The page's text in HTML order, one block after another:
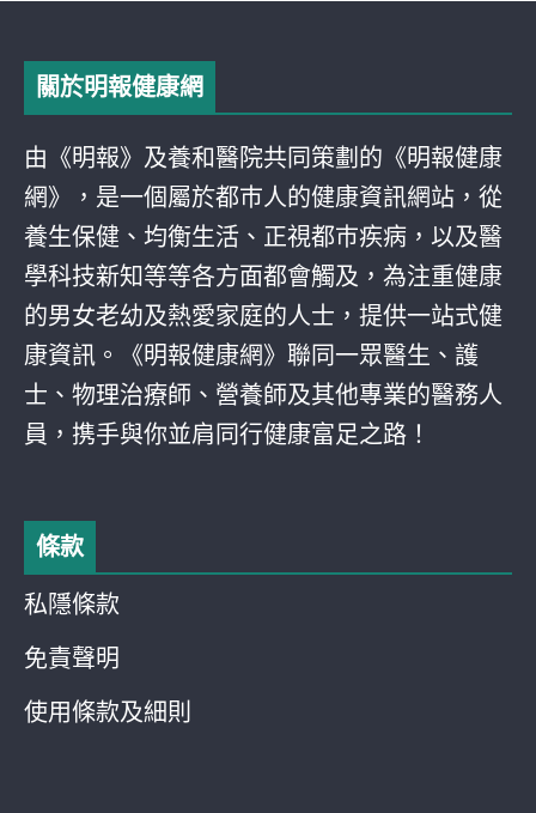
關於明報健康網
由《明報》及養和醫院共同策劃的《明報健康
網》，是一個屬於都巿人的健康資訊網站，從
養生保健、均衡生活、正視都巿疾病，以及醫
學科技新知等等各方面都會觸及，為注重健康
的男女老幼及熱愛家庭的人士，提供一站式健
康資訊。《明報健康網》聯同一眾醫生、護
士、物理治療師、營養師及其他專業的醫務人
員，携手與你並肩同行健康富足之路！
條款
私隱條款
免責聲明
使用條款及細則